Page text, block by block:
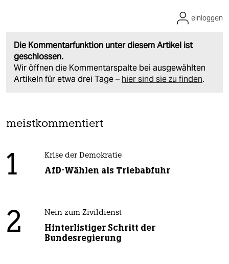
Die Kommentarfunktion unter diesem Artikel ist
geschlossen.
Wir öffnen die Kommentarspalte bei ausgewählten
Artikeln für etwa drei Tage – hier sind sie zu finden.
einloggen
meistkommentiert
1 Krise der Demokratie
AfD-Wählen als Triebabfuhr
2 Nein zum Zivildienst
Hinterlistiger Schritt der
Bundesregierung